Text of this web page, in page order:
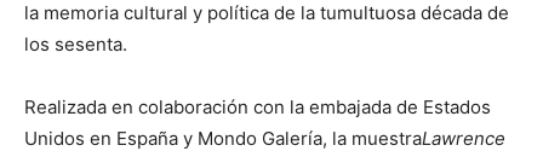
la memoria cultural y política de la tumultuosa década de
los sesenta.
Realizada en colaboración con la embajada de Estados
Unidos en España y Mondo Galería, la muestraLawrence